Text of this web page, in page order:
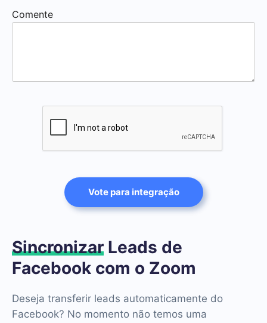
Comente
Vote para integração
Sincronizar Leads de
Facebook com o Zoom
Deseja transferir leads automaticamente do
Facebook? No momento não temos uma